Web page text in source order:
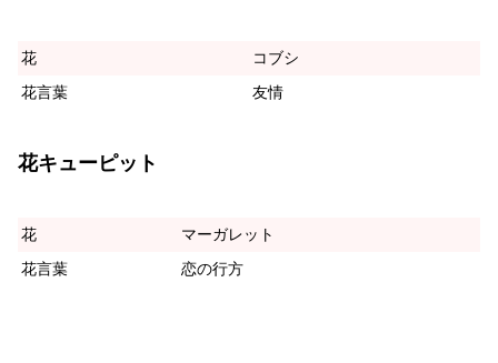
花
コブシ
花言葉
友情
花キューピット
花
マーガレット
花言葉
恋の行方